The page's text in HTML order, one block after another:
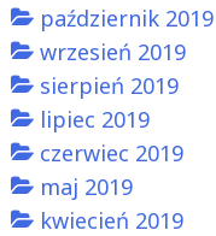
październik 2019
wrzesień 2019
sierpień 2019
lipiec 2019
czerwiec 2019
maj 2019
kwiecień 2019